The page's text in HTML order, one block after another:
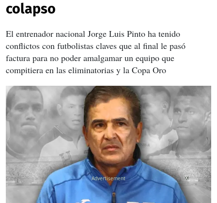
colapso
El entrenador nacional Jorge Luis Pinto ha tenido
conflictos con futbolistas claves que al final le pasó
factura para no poder amalgamar un equipo que
compitiera en las eliminatorias y la Copa Oro
X
X
X
X
X
X
X
X
X